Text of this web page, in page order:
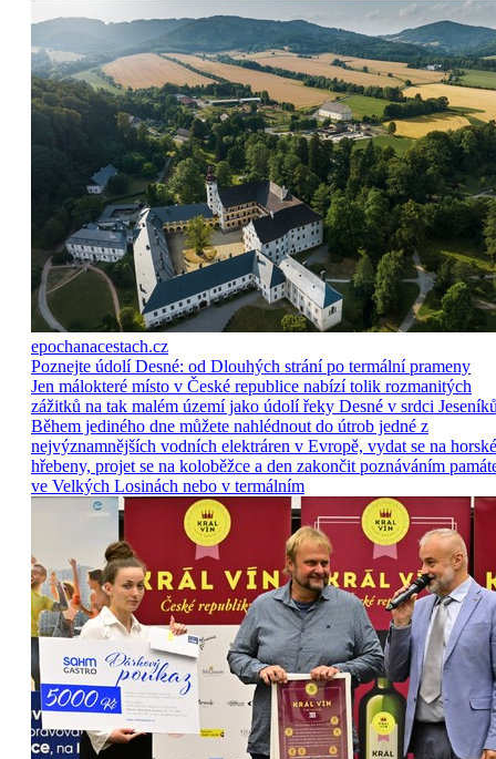
epochanacestach.cz
Poznejte údolí Desné: od Dlouhých strání po termální prameny
Jen málokteré místo v České republice nabízí tolik rozmanitých
zážitků na tak malém území jako údolí řeky Desné v srdci
Během jediného dne můžete nahlédnout do útrob jedné z
nejvýznamnějších vodních elektráren v Evropě, vydat se na horské
hřebeny, projet se na koloběžce a den zakončit poznáváním
ve Velkých Losinách nebo v termálním